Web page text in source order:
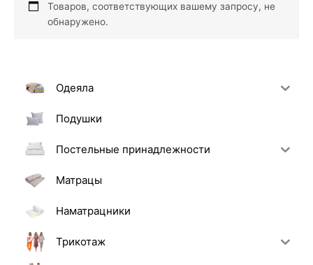
Одеяла
Подушки
Постельные принадлежности
Матрацы
Наматрацники
Трикотаж
Товаров, соответствующих вашему запросу, не
обнаружено.